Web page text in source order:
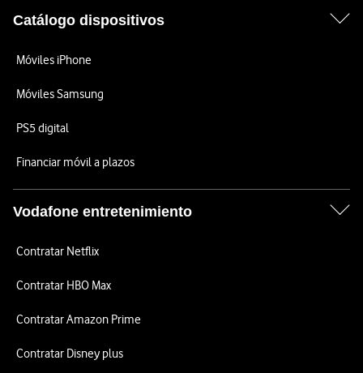
Catálogo dispositivos
Móviles iPhone
Móviles Samsung
PS5 digital
Financiar móvil a plazos
Vodafone entretenimiento
Contratar Netflix
Contratar HBO Max
Contratar Amazon Prime
Contratar Disney plus